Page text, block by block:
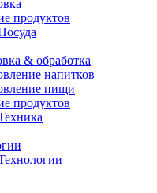
продуктов
& обработка
напитков
пищи
продуктов